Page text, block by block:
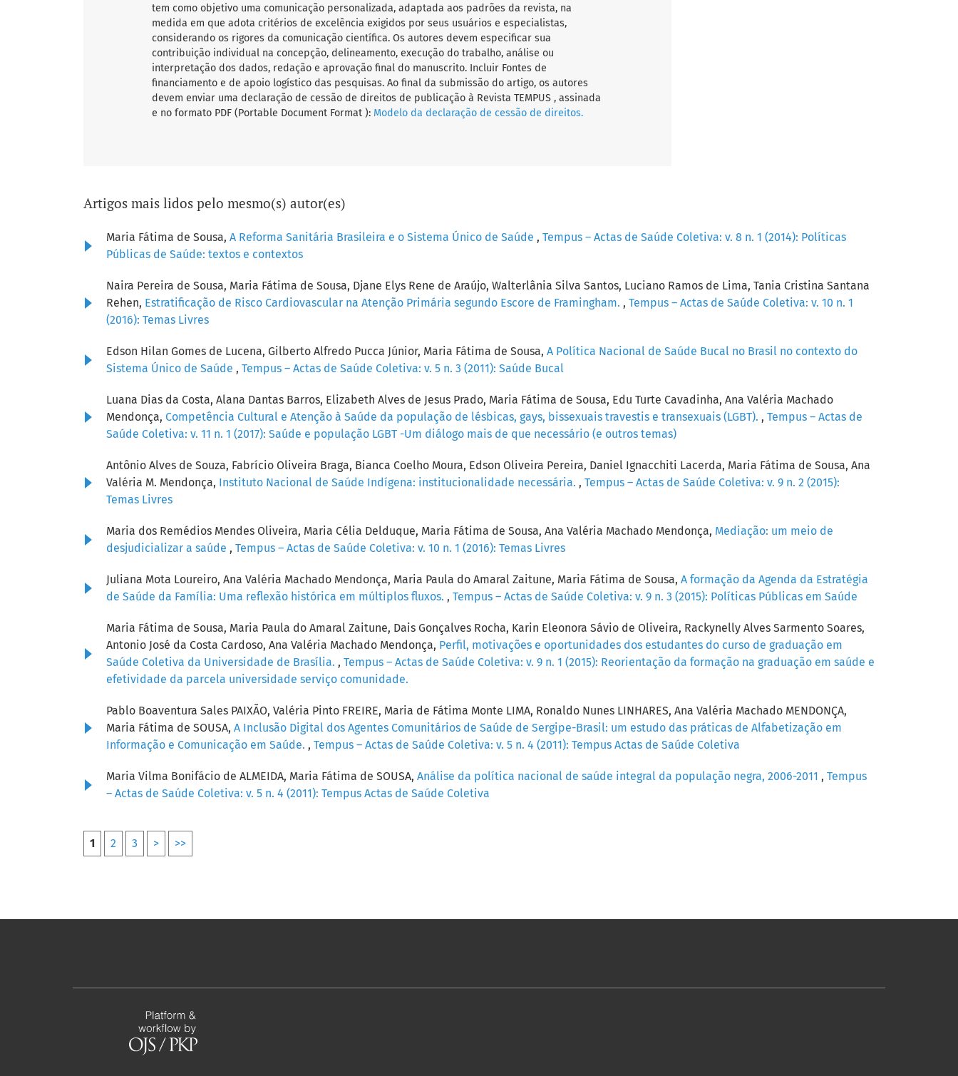
tem como objetivo uma comunicação personalizada, adaptada aos padrões da revista, na
medida em que adota critérios de excelência exigidos por seus usuários e especialistas,
considerando os rigores da comunicação científica. Os autores devem especificar sua
contribuição individual na concepção, delineamento, execução do trabalho, análise ou
interpretação dos dados, redação e aprovação final do manuscrito. Incluir Fontes de
financiamento e de apoio logístico das pesquisas. Ao final da submissão do artigo, os autores
devem enviar uma declaração de cessão de direitos de publicação à Revista TEMPUS , assinada
e no formato PDF (Portable Document Format ): Modelo da declaração de cessão de direitos.
Artigos mais lidos pelo mesmo(s) autor(es)
Maria Fátima de Sousa, A Reforma Sanitária Brasileira e o Sistema Único de Saúde , Tempus – Actas de Saúde Coletiva: v. 8 n. 1 (2014): Políticas
Públicas de Saúde: textos e contextos
Naira Pereira de Sousa, Maria Fátima de Sousa, Djane Elys Rene de Araújo, Walterlânia Silva Santos, Luciano Ramos de Lima, Tania Cristina Santana
Rehen, Estratificação de Risco Cardiovascular na Atenção Primária segundo Escore de Framingham. , Tempus – Actas de Saúde Coletiva: v. 10 n. 1
(2016): Temas Livres
Edson Hilan Gomes de Lucena, Gilberto Alfredo Pucca Júnior, Maria Fátima de Sousa, A Política Nacional de Saúde Bucal no Brasil no contexto do
Sistema Único de Saúde , Tempus – Actas de Saúde Coletiva: v. 5 n. 3 (2011): Saúde Bucal
Luana Dias da Costa, Alana Dantas Barros, Elizabeth Alves de Jesus Prado, Maria Fátima de Sousa, Edu Turte Cavadinha, Ana Valéria Machado
Mendonça, Competência Cultural e Atenção à Saúde da população de lésbicas, gays, bissexuais travestis e transexuais (LGBT). , Tempus – Actas de
Saúde Coletiva: v. 11 n. 1 (2017): Saúde e população LGBT -Um diálogo mais de que necessário (e outros temas)
Antônio Alves de Souza, Fabrício Oliveira Braga, Bianca Coelho Moura, Edson Oliveira Pereira, Daniel Ignacchiti Lacerda, Maria Fátima de Sousa, Ana
Valéria M. Mendonça, Instituto Nacional de Saúde Indígena: institucionalidade necessária. , Tempus – Actas de Saúde Coletiva: v. 9 n. 2 (2015):
Temas Livres
Maria dos Remédios Mendes Oliveira, Maria Célia Delduque, Maria Fátima de Sousa, Ana Valéria Machado Mendonça, Mediação: um meio de
desjudicializar a saúde , Tempus – Actas de Saúde Coletiva: v. 10 n. 1 (2016): Temas Livres
Juliana Mota Loureiro, Ana Valéria Machado Mendonça, Maria Paula do Amaral Zaitune, Maria Fátima de Sousa, A formação da Agenda da Estratégia
de Saúde da Família: Uma reflexão histórica em múltiplos fluxos. , Tempus – Actas de Saúde Coletiva: v. 9 n. 3 (2015): Políticas Públicas em Saúde
Maria Fátima de Sousa, Maria Paula do Amaral Zaitune, Dais Gonçalves Rocha, Karin Eleonora Sávio de Oliveira, Rackynelly Alves Sarmento Soares,
Antonio José da Costa Cardoso, Ana Valéria Machado Mendonça, Perfil, motivações e oportunidades dos estudantes do curso de graduação em
Saúde Coletiva da Universidade de Brasília. , Tempus – Actas de Saúde Coletiva: v. 9 n. 1 (2015): Reorientação da formação na graduação em saúde e
efetividade da parcela universidade serviço comunidade.
Pablo Boaventura Sales PAIXÃO, Valéria Pinto FREIRE, Maria de Fátima Monte LIMA, Ronaldo Nunes LINHARES, Ana Valéria Machado MENDONÇA,
Maria Fátima de SOUSA, A Inclusão Digital dos Agentes Comunitários de Saúde de Sergipe-Brasil: um estudo das práticas de Alfabetização em
Informação e Comunicação em Saúde. , Tempus – Actas de Saúde Coletiva: v. 5 n. 4 (2011): Tempus Actas de Saúde Coletiva
Maria Vilma Bonifácio de ALMEIDA, Maria Fátima de SOUSA, Análise da política nacional de saúde integral da população negra, 2006-2011 , Tempus
– Actas de Saúde Coletiva: v. 5 n. 4 (2011): Tempus Actas de Saúde Coletiva
1 2 3 > >>